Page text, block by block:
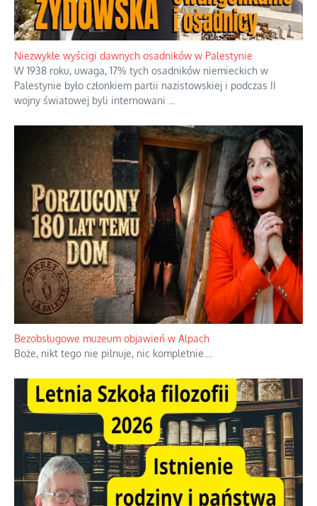
Niezwykłe wyścigi dawnych osadników w Palestynie
W 1938 roku, uwaga, 17% tych osadników niemieckich w
Palestynie było członkiem partii nazistowskiej i podczas II
wojny światowej byli internowani
Bezobsługowe muzeum objawień w Alpach
Boże, nikt tego nie pilnuje, nic kompletnie.